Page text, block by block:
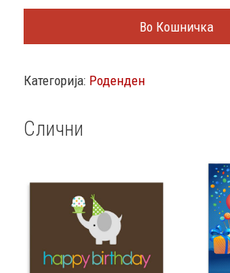
Во Кошничка
Категорија: Роденден
Слични